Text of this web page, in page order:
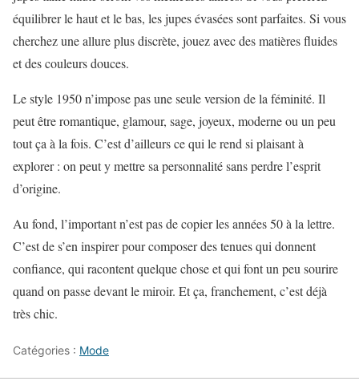
équilibrer le haut et le bas, les jupes évasées sont parfaites. Si vous
cherchez une allure plus discrète, jouez avec des matières fluides
et des couleurs douces.
Le style 1950 n’impose pas une seule version de la féminité. Il
peut être romantique, glamour, sage, joyeux, moderne ou un peu
tout ça à la fois. C’est d’ailleurs ce qui le rend si plaisant à
explorer : on peut y mettre sa personnalité sans perdre l’esprit
d’origine.
Au fond, l’important n’est pas de copier les années 50 à la lettre.
C’est de s’en inspirer pour composer des tenues qui donnent
confiance, qui racontent quelque chose et qui font un peu sourire
quand on passe devant le miroir. Et ça, franchement, c’est déjà
très chic.
Catégories : Mode